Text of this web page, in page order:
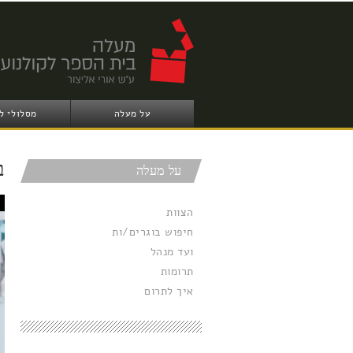
על מעלה מסלולי
על מעלה
הצוות
חיפוש בוגרים/ות
ועד מנהל
תרומות
איך לתרום